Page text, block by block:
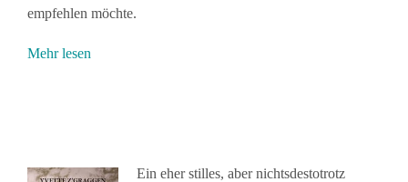
empfehlen möchte.
Mehr lesen
Ein eher stilles, aber nichtsdestotrotz